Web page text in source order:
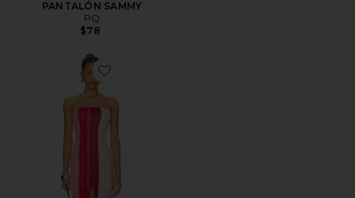
PANTALÓN SAMMY
PQ
$78
Favorite MAXIDRESS SIN TIRANTES JANE